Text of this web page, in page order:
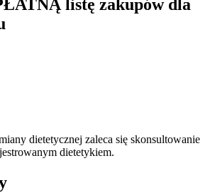
listę zakupów dla
dietetycznej zaleca się skonsultowanie
dietetykiem.